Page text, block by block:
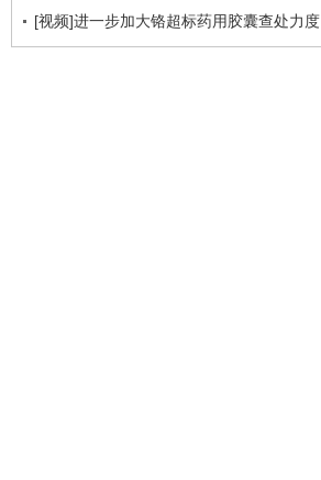
[视频]进一步加大铬超标药用胶囊查处力度